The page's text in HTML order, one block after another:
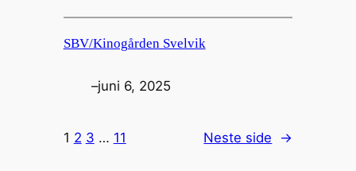
SBV/Kinogården Svelvik
–juni 6, 2025
1 2 3 … 11 Neste side →